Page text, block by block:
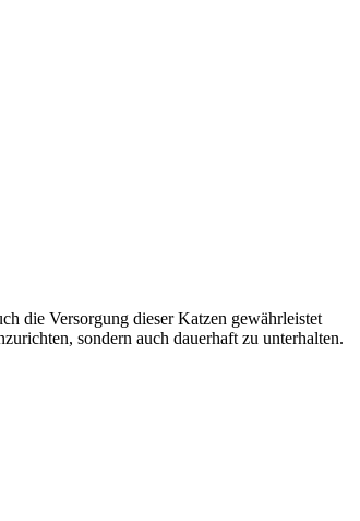
die Versorgung dieser Katzen gewährleistet
sondern auch dauerhaft zu unterhalten.